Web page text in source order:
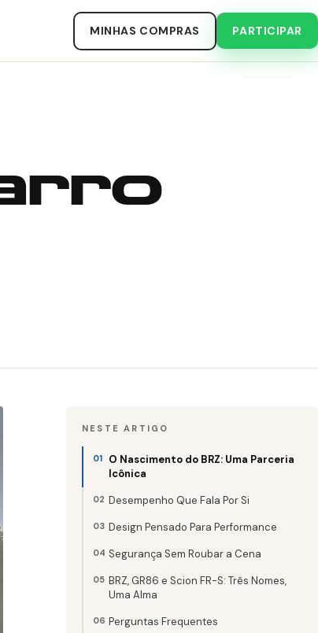
MINHAS COMPRAS PARTICIPAR
NESTE ARTIGO
O Nascimento do BRZ: Uma Parceria
Icônica
Desempenho Que Fala Por Si
Design Pensado Para Performance
Segurança Sem Roubar a Cena
BRZ, GR86 e Scion FR-S: Três Nomes,
Uma Alma
Perguntas Frequentes